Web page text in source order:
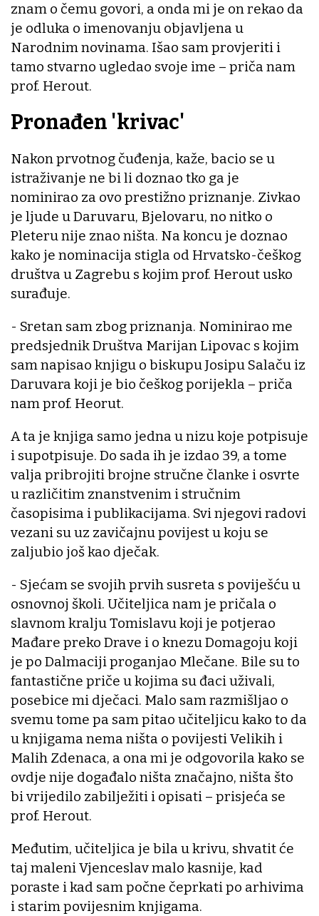
znam o čemu govori, a onda mi je on rekao da
je odluka o imenovanju objavljena u
Narodnim novinama. Išao sam provjeriti i
tamo stvarno ugledao svoje ime – priča nam
prof. Herout.
Pronađen 'krivac'
Nakon prvotnog čuđenja, kaže, bacio se u
istraživanje ne bi li doznao tko ga je
nominirao za ovo prestižno priznanje. Zivkao
je ljude u Daruvaru, Bjelovaru, no nitko o
Pleteru nije znao ništa. Na koncu je doznao
kako je nominacija stigla od Hrvatsko-češkog
društva u Zagrebu s kojim prof. Herout usko
surađuje.
- Sretan sam zbog priznanja. Nominirao me
predsjednik Društva Marijan Lipovac s kojim
sam napisao knjigu o biskupu Josipu Salaču iz
Daruvara koji je bio češkog porijekla – priča
nam prof. Heorut.
A ta je knjiga samo jedna u nizu koje potpisuje
i supotpisuje. Do sada ih je izdao 39, a tome
valja pribrojiti brojne stručne članke i osvrte
u različitim znanstvenim i stručnim
časopisima i publikacijama. Svi njegovi radovi
vezani su uz zavičajnu povijest u koju se
zaljubio još kao dječak.
- Sjećam se svojih prvih susreta s poviješću u
osnovnoj školi. Učiteljica nam je pričala o
slavnom kralju Tomislavu koji je potjerao
Mađare preko Drave i o knezu Domagoju koji
je po Dalmaciji proganjao Mlečane. Bile su to
fantastične priče u kojima su đaci uživali,
posebice mi dječaci. Malo sam razmišljao o
svemu tome pa sam pitao učiteljicu kako to da
u knjigama nema ništa o povijesti Velikih i
Malih Zdenaca, a ona mi je odgovorila kako se
ovdje nije događalo ništa značajno, ništa što
bi vrijedilo zabilježiti i opisati – prisjeća se
prof. Herout.
Međutim, učiteljica je bila u krivu, shvatit će
taj maleni Vjenceslav malo kasnije, kad
poraste i kad sam počne čeprkati po arhivima
i starim povijesnim knjigama.